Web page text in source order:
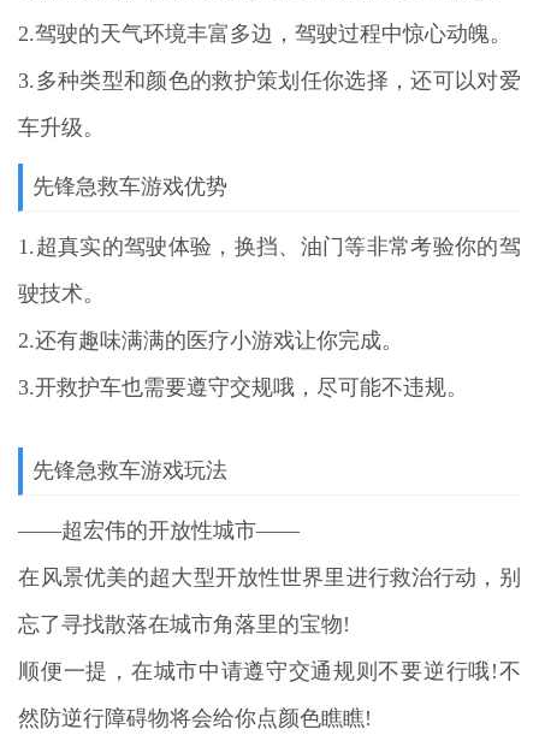
2.驾驶的天气环境丰富多边，驾驶过程中惊心动魄。
3.多种类型和颜色的救护策划任你选择，还可以对爱
车升级。
先锋急救车游戏优势
1.超真实的驾驶体验，换挡、油门等非常考验你的驾
驶技术。
2.还有趣味满满的医疗小游戏让你完成。
3.开救护车也需要遵守交规哦，尽可能不违规。
先锋急救车游戏玩法
——超宏伟的开放性城市——
在风景优美的超大型开放性世界里进行救治行动，别
忘了寻找散落在城市角落里的宝物!
顺便一提，在城市中请遵守交通规则不要逆行哦!不
然防逆行障碍物将会给你点颜色瞧瞧!